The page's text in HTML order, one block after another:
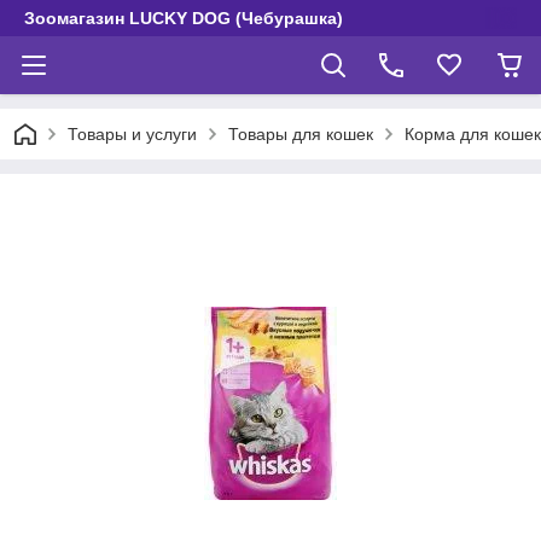
Зоомагазин LUCKY DOG (Чебурашка)
Товары и услуги Товары для кошек Корма для